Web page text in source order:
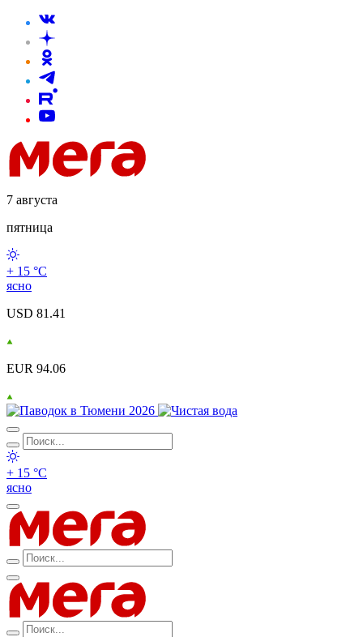
7 августа
пятница
+ 15 °С
ясно
USD 81.41
EUR 94.06
+ 15 °С
ясно